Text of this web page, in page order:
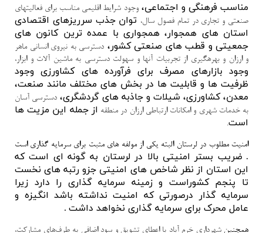
مناسب فرهنگی و اجتماعی،وجود شرایط اقلیمی مناسب برای فعالیت­های
صنعتی و تجاری در تمام فصول سال، توان جذب سرریزهای اقتصادی
استان های همجوار، همجواری با عمده ترین کانون های
جمعیتی و قطب های صنعتی کشور، دسترسی به نیروی انسانی ماهر
و ارزان و بهره­گیری از تجربیات آن­ها و سهولت دسترسی به ماشین آلات و ابزار،
وجود بازارهای مصرف برای فرآورده های کشاورزی وجود
ظرفیت ها و قابلیت ها در بخش های مختلف مانند صنعت،
معدن، کشاورزی، شیلات و جاذبه های گردشگری، دسترسی آسان
به خدمات شهری و امکانات ارتباطی ارزان در منطقه از جمله این مزیت ها
است.
امنیت مطلوب در لرستان البته یکی از مولفه های مثبت برای سرمایه گذاری است
. ضریب بستر امنیتی بالا در لرستان به گونه ای است که
این استان از نظر شاخص های امنیتی جزو رتبه های نخست
تا پنجم کشوراست و زمینه سرمایه گذاری را دارد زیرا
سرمایه گذار درصورتی که امنیت نداشته باشد انگیزه و
عامل محرک برای سرمایه گذاری نخواهد داشت .
همچنينشهرداری خرم آباد با اعطای تشویق و سود اضافی به طرف‌های مشارکت،